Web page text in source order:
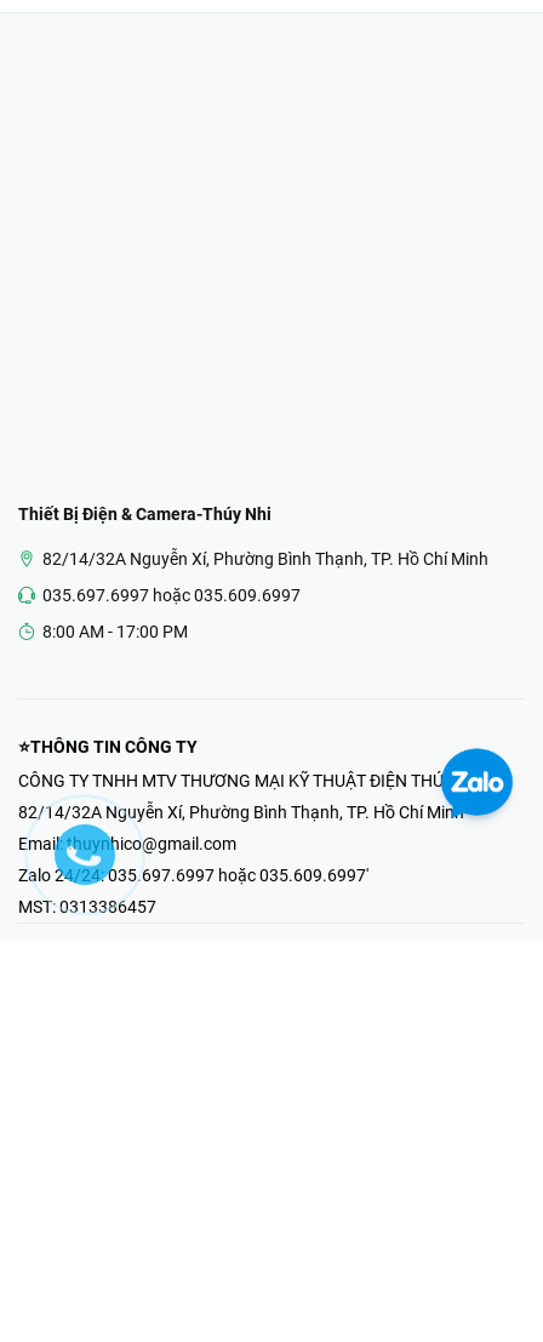
Thiết Bị Điện & Camera-Thúy Nhi
82/14/32A Nguyễn Xí, Phường Bình Thạnh, TP. Hồ Chí Minh
035.697.6997 hoặc 035.609.6997
8:00 AM - 17:00 PM
⭐THÔNG TIN CÔNG TY
CÔNG TY TNHH MTV THƯƠNG MẠI KỸ THUẬT ĐIỆN THÚY NHI
82/14/32A Nguyễn Xí, Phường Bình Thạnh, TP. Hồ Chí Minh
Email: thuynhico@gmail.com
Zalo 24/24:035.697.6997 hoặc 035.609.6997'
MST:0313386457